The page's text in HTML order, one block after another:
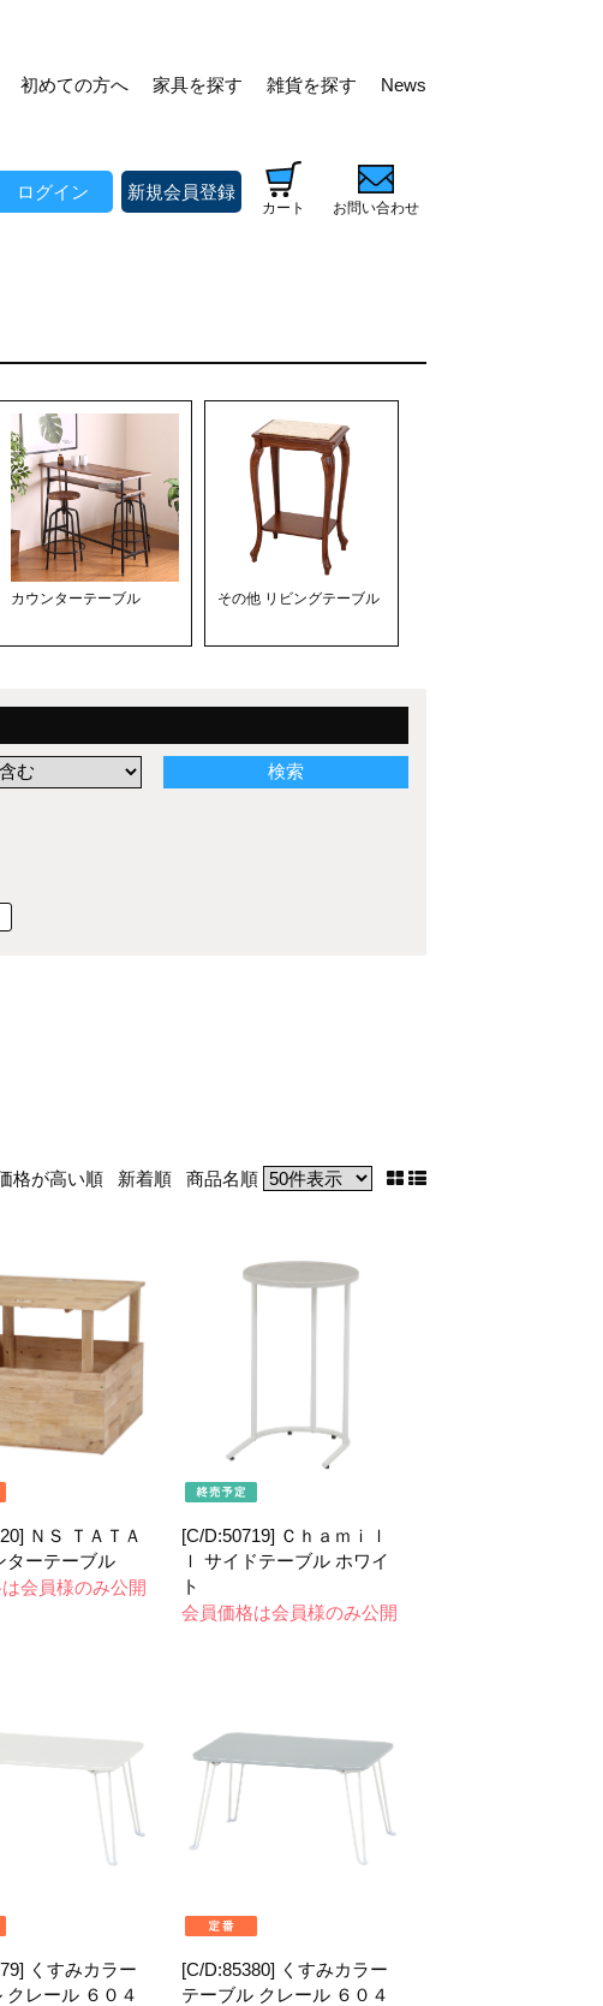
初めての方へ 家具を探す 雑貨を探す News
ログイン 新規会員登録
カート お問い合わせ
カウンターテーブル その他 リビングテーブル
格が高い順 新着順 商品名順
ＮＳ ＴＡＴＡ
ターテーブル
会員様のみ公開
[C/D:50719] Ｃｈａｍｉｌ
ｌ サイドテーブル ホワイ
ト
会員価格は会員様のみ公開
くすみカラー
クレール ６０４
[C/D:85380] くすみカラー
テーブル クレール ６０４